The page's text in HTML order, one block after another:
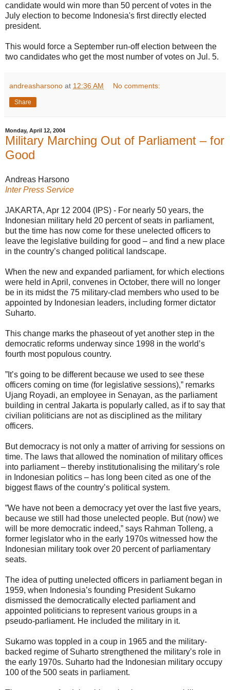
candidate would win more than 50 percent of votes in the
July election to become Indonesia's first directly elected
president.
This would force a September run-off election between the
two candidates who get the most number of votes on Jul. 5.
andreasharsono at 12:36 AM No comments:
Share
Monday, April 12, 2004
Military Marching Out of Parliament – for
Good
Andreas Harsono
Inter Press Service
JAKARTA, Apr 12 2004 (IPS) - For nearly 50 years, the
Indonesian military held 20 percent of seats in parliament,
but the time has now come for these unelected officers to
leave the legislative building for good – and find a new place
in the country’s changed political landscape.
When the new and expanded parliament, for which elections
were held in April, convenes in October, there will no longer
be in its midst the 75 military-clad members who used to be
appointed by Indonesian leaders, including former dictator
Suharto.
This change marks the phaseout of yet another step in the
democratic reforms underway since 1998 in the world’s
fourth most populous country.
”It’s going to be different because we used to see these
officers coming on time (for legislative sessions),” remarks
Ujang Royadi, an employee in Senayan, as the parliament
building in central Jakarta is popularly called, as if to say that
civilian politicians are not as disciplined as the military
officers.
But democracy is not only a matter of arriving for sessions on
time. The laws that allowed the nomination of military offices
into parliament – thereby institutionalising the military’s role
in Indonesian politics – has long been cited as one of the
biggest flaws of the country’s political system.
”We have not been a democracy yet over the last five years,
because we still had those unelected people. But (now) we
will be more democratic indeed,” says Rahman Tolleng, a
former legislator who in the early 1970s witnessed how the
Indonesian military took over 20 percent of parliamentary
seats.
The idea of putting unelected officers in parliament began in
1959, when Indonesia’s founding President Sukarno
dismissed the democratically elected parliament and
appointed politicians to represent various groups in a
pseudo-parliament. He included the military in it.
Sukarno was toppled in a coup in 1965 and the military-
backed regime of Suharto strengthened the military’s role in
the early 1970s. Suharto had the Indonesian military occupy
100 of the 500 seats in parliament.